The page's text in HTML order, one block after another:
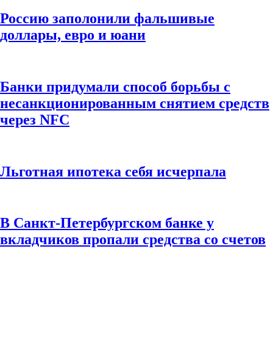
Россию заполонили фальшивые
доллары, евро и юани
Банки придумали способ борьбы с
несанкционированным снятием средств
через NFC
Льготная ипотека себя исчерпала
В Санкт-Петербургском банке у
вкладчиков пропали средства со счетов